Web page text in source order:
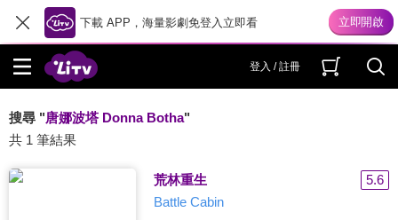
下載 APP，海量影劇免登入立即看
登入 / 註冊
搜尋 "唐娜波塔 Donna Botha"
共 1 筆結果
荒林重生
5.6
Battle Cabin